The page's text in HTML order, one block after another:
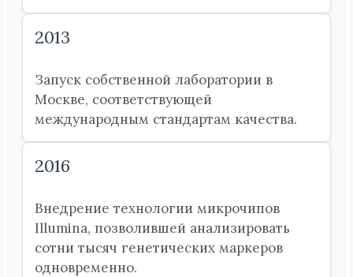
2013
Запуск собственной лаборатории в
Москве, соответствующей
международным стандартам качества.
2016
Внедрение технологии микрочипов
Illumina, позволившей анализировать
сотни тысяч генетических маркеров
одновременно.